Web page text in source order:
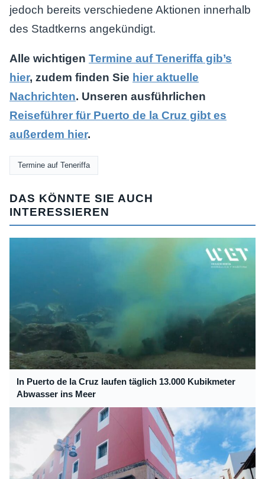
jedoch bereits verschiedene Aktionen innerhalb
des Stadtkerns angekündigt.
Alle wichtigen Termine auf Teneriffa gib’s
hier, zudem finden Sie hier aktuelle
Nachrichten. Unseren ausführlichen
Reiseführer für Puerto de la Cruz gibt es
außerdem hier.
Termine auf Teneriffa
DAS KÖNNTE SIE AUCH
INTERESSIEREN
In Puerto de la Cruz laufen täglich 13.000 Kubikmeter
Abwasser ins Meer